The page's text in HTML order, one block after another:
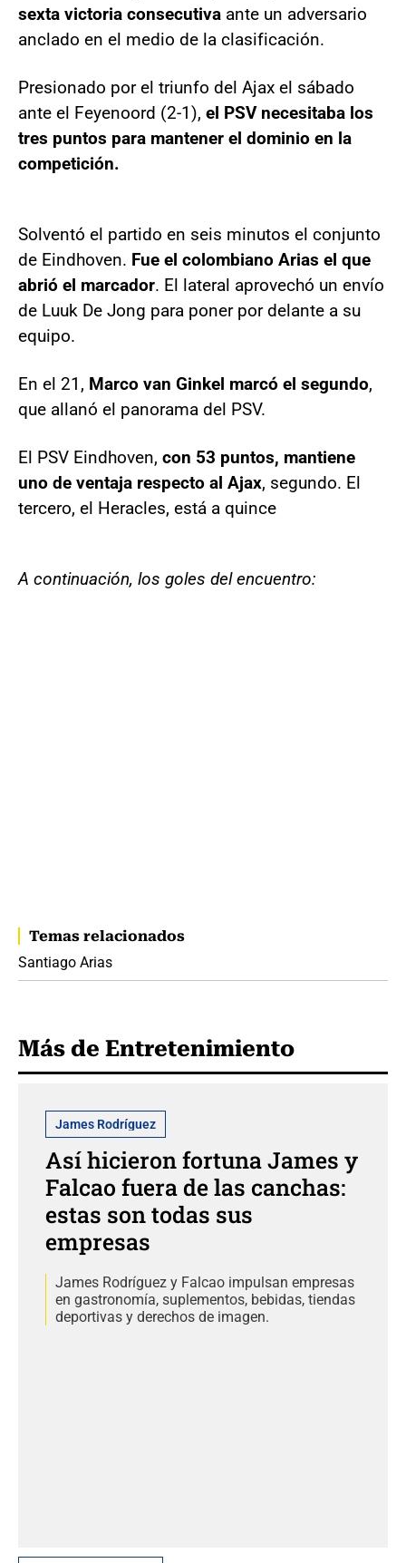
sexta victoria consecutiva ante un adversario
anclado en el medio de la clasificación.
Presionado por el triunfo del Ajax el sábado
ante el Feyenoord (2-1), el PSV necesitaba los
tres puntos para mantener el dominio en la
competición.
Solventó el partido en seis minutos el conjunto
de Eindhoven. Fue el colombiano Arias el que
abrió el marcador. El lateral aprovechó un envío
de Luuk De Jong para poner por delante a su
equipo.
En el 21, Marco van Ginkel marcó el segundo,
que allanó el panorama del PSV.
El PSV Eindhoven, con 53 puntos, mantiene
uno de ventaja respecto al Ajax, segundo. El
tercero, el Heracles, está a quince
A continuación, los goles del encuentro:
Temas relacionados
Santiago Arias
Más de Entretenimiento
James Rodríguez
Así hicieron fortuna James y
Falcao fuera de las canchas:
estas son todas sus
empresas
James Rodríguez y Falcao impulsan empresas
en gastronomía, suplementos, bebidas, tiendas
deportivas y derechos de imagen.